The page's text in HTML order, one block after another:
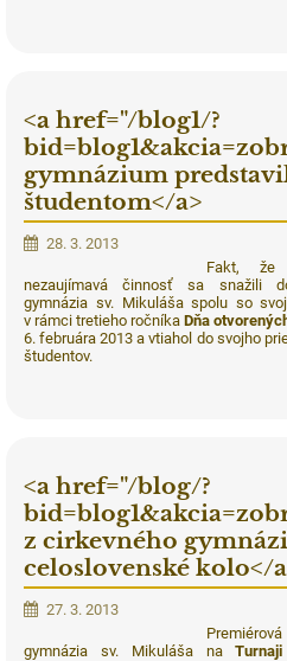
<a href="/blog1/?
gymnázium
študentom</a>
28. 3. 2013
Fakt,
nezaujímavá činnosť sa snažili
gymnázia sv. Mikuláša spolu so
v rámci tretieho ročníkaDňa
6. februára 2013 a vtiahol do svojho
študentov.
<a href="/blog/?
z cirkevného
celoslovenské kolo</
27. 3. 2013
gymnázia sv. Mikuláša na